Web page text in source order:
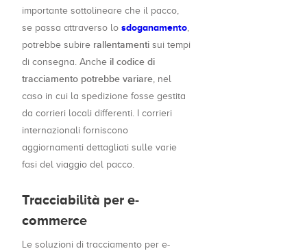
importante sottolineare che il pacco,
se passa attraverso lo sdoganamento,
potrebbe subire rallentamenti sui tempi
di consegna. Anche il codice di
tracciamento potrebbe variare, nel
caso in cui la spedizione fosse gestita
da corrieri locali differenti. I corrieri
internazionali forniscono
aggiornamenti dettagliati sulle varie
fasi del viaggio del pacco.
Tracciabilità per e-
commerce
Le soluzioni di tracciamento per e-